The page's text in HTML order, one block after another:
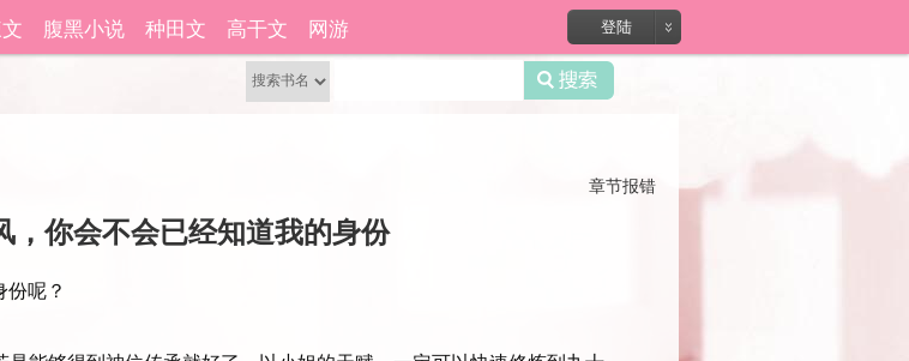
登陆
腹黑小说 种田文 高干文 网游
还没有账号？
立即注册
章节报错
，你会不会已经知道我的身份
呢？